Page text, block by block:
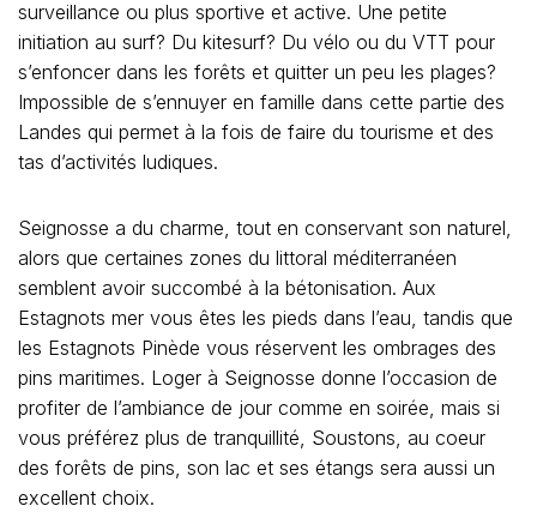
surveillance ou plus sportive et active. Une petite
initiation au surf? Du kitesurf? Du vélo ou du VTT pour
s’enfoncer dans les forêts et quitter un peu les plages?
Impossible de s’ennuyer en famille dans cette partie des
Landes qui permet à la fois de faire du tourisme et des
tas d’activités ludiques.
Seignosse a du charme, tout en conservant son naturel,
alors que certaines zones du littoral méditerranéen
semblent avoir succombé à la bétonisation. Aux
Estagnots mer vous êtes les pieds dans l’eau, tandis que
les Estagnots Pinède vous réservent les ombrages des
pins maritimes. Loger à Seignosse donne l’occasion de
profiter de l’ambiance de jour comme en soirée, mais si
vous préférez plus de tranquillité, Soustons, au coeur
des forêts de pins, son lac et ses étangs sera aussi un
excellent choix.